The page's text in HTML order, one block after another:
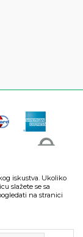
podrazumeva
iskustva. Ukoliko
slažete se sa
na stranici